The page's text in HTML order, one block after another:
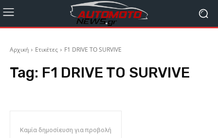
Αρχική Ετικέτες F1 DRIVE TO SURVIVE
Tag: F1 DRIVE TO SURVIVE
Καμία δημοσίευση για προβολή